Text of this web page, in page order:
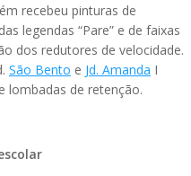
recebeu pinturas de
legendas “Pare” e de faixas
dos redutores de velocidade.
São Bento e Jd. Amanda I
lombadas de retenção.